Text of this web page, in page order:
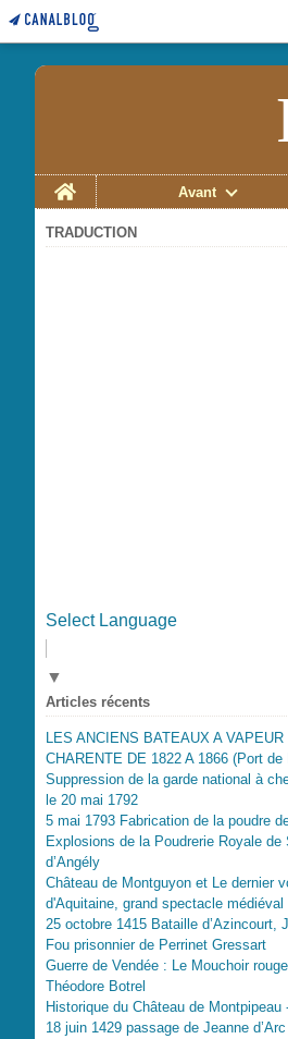
Home
Avant
TRADUCTION
Select Language
▼
Articles récents
LES ANCIENS BATEAUX A VAPEUR
CHARENTE DE 1822 A 1866 (Port de
Suppression de la garde national à
le 20 mai 1792
5 mai 1793 Fabrication de la poudre
Explosions de la Poudrerie Royale de
d’Angély
Château de Montguyon et Le dernier
d'Aquitaine, grand spectacle médiéval
25 octobre 1415 Bataille d’Azincourt,
Fou prisonnier de Perrinet Gressart
Guerre de Vendée : Le Mouchoir
Théodore Botrel
Historique du Château de Montpipeau
18 juin 1429 passage de Jeanne d’Arc